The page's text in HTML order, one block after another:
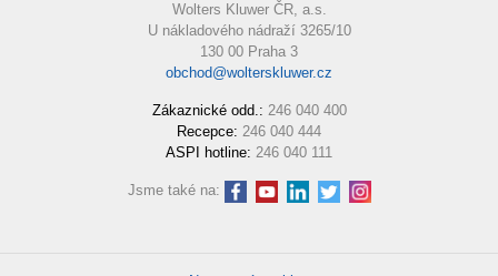
Wolters Kluwer ČR, a.s.
U nákladového nádraží 3265/10
130 00 Praha 3
obchod@wolterskluwer.cz
Zákaznické odd.: 246 040 400
Recepce: 246 040 444
ASPI hotline: 246 040 111
Jsme také na: